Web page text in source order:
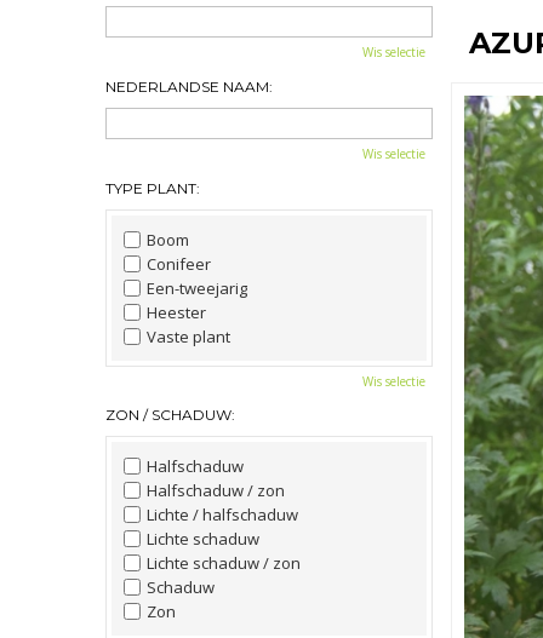
Wis selectie
NEDERLANDSE NAAM:
Wis selectie
TYPE PLANT:
Boom
Conifeer
Een-tweejarig
Heester
Vaste plant
Wis selectie
ZON / SCHADUW:
Halfschaduw
Halfschaduw / zon
Lichte / halfschaduw
Lichte schaduw
Lichte schaduw / zon
Schaduw
Zon